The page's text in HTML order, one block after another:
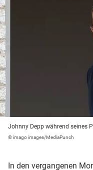
Johnny Depp während seines
© imago images/MediaPunch
In den vergangenen